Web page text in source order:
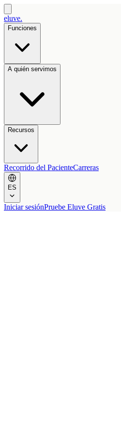
eluve.
Funciones
A quién servimos
Recursos
Recorrido del PacienteCarreras
ES
Iniciar sesiónPruebe Eluve Gratis